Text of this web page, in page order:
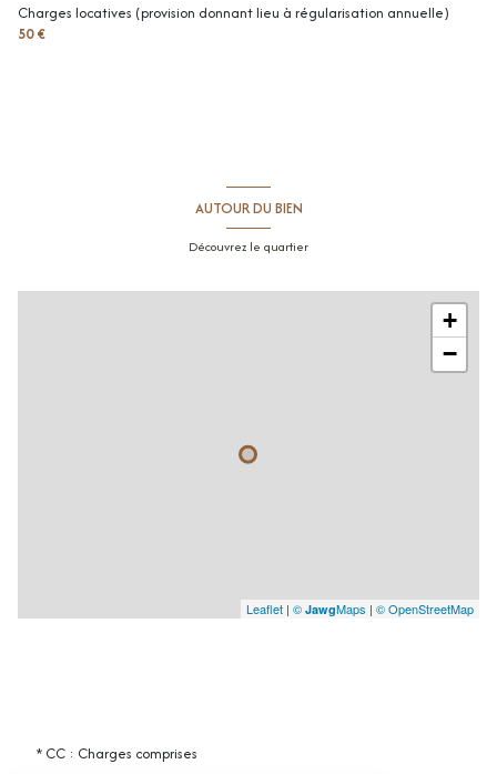
Charges locatives (provision donnant lieu à régularisation annuelle)
50 €
AUTOUR DU BIEN
Découvrez le quartier
+
−
Leaflet | © JawgMaps | © OpenStreetMap
* CC : Charges comprises